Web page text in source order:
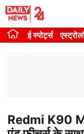
Skip
contentई स्पोर्ट्स
Redmi K90